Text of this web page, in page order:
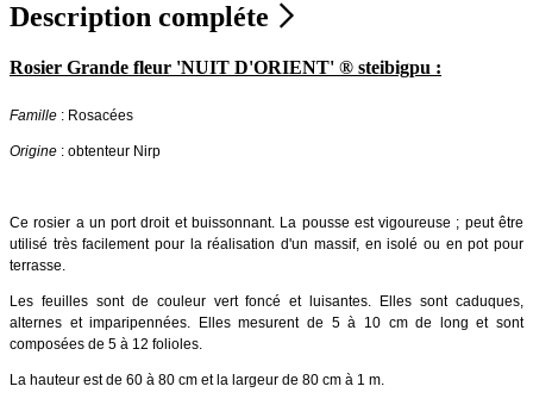
Description compléte
Rosier Grande fleur 'NUIT D'ORIENT' ® steibigpu :
Famille : Rosacées
Origine : obtenteur Nirp
Ce rosier a un port droit et buissonnant. La pousse est vigoureuse ; peut être
utilisé très facilement pour la réalisation d'un massif, en isolé ou en pot pour
terrasse.
Les feuilles sont de couleur vert foncé et luisantes. Elles sont caduques,
alternes et imparipennées. Elles mesurent de 5 à 10 cm de long et sont
composées de 5 à 12 folioles.
La hauteur est de 60 à 80 cm et la largeur de 80 cm à 1 m.